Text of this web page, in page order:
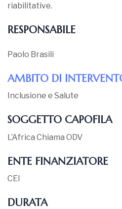
riabilitative.
RESPONSABILE
Paolo Brasili
AMBITO DI
Inclusione e Salute
SOGGETTO CAPOFILA
L’Africa Chiama ODV
ENTE FINANZIATORE
CEI
DURATA